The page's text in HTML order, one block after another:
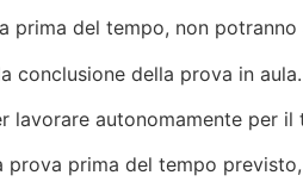
prima del tempo, non
conclusione della prova in aula.
lavorare autonomamente per il
prova prima del tempo